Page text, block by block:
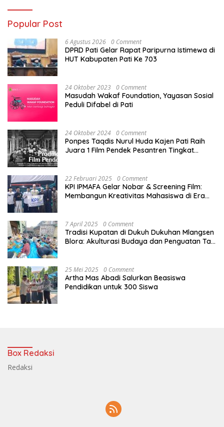
Popular Post
6 Agustus 2026 0 Comment
DPRD Pati Gelar Rapat Paripurna Istimewa di
HUT Kabupaten Pati Ke 703
24 Oktober 2023 0 Comment
Masudah Wakaf Foundation, Yayasan Sosial
Peduli Difabel di Pati
24 Oktober 2024 0 Comment
Ponpes Taqdis Nurul Huda Kajen Pati Raih
Juara 1 Film Pendek Pesantren Tingkat
22 Februari 2025 0 Comment
KPI IPMAFA Gelar Nobar & Screening Film:
Membangun Kreativitas Mahasiswa di Era
7 April 2025 0 Comment
Tradisi Kupatan di Dukuh Dukuhan Mlangsen
Blora: Akulturasi Budaya dan Penguatan Tali
25 Mei 2025 0 Comment
Artha Mas Abadi Salurkan Beasiswa
Pendidikan untuk 300 Siswa
Box Redaksi
Redaksi